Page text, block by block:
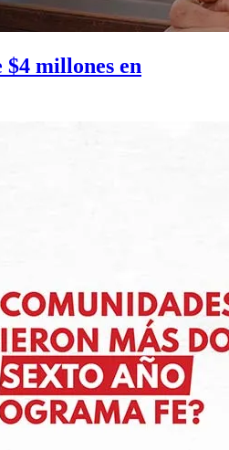
$4 millones en